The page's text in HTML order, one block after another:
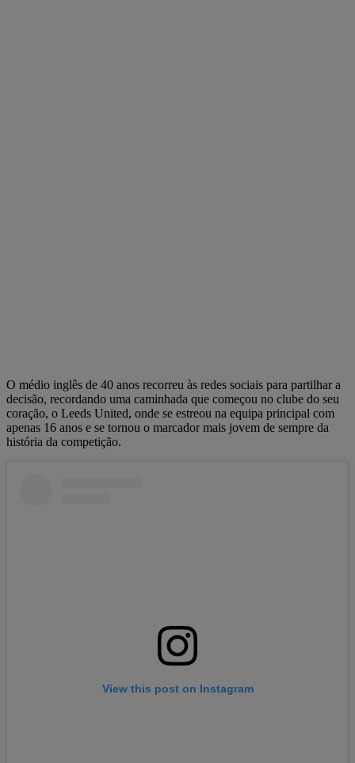
O médio inglês de 40 anos recorreu às redes sociais para partilhar a
decisão, recordando uma caminhada que começou no clube do seu
coração, o Leeds United, onde se estreou na equipa principal com
apenas 16 anos e se tornou o marcador mais jovem de sempre da
história da competição.
View this post on Instagram